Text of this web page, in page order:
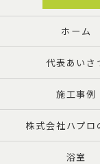
ホーム
代表あいさ
施工事例
株式会社ハプロ
浴室